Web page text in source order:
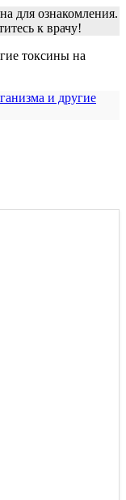
для ознакомления.
к врачу!
токсины на